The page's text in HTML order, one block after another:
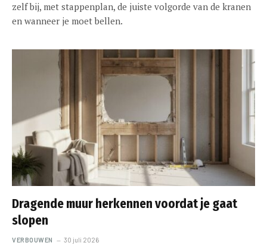
zelf bij, met stappenplan, de juiste volgorde van de kranen
en wanneer je moet bellen.
Dragende muur herkennen voordat je gaat
slopen
VERBOUWEN 30 juli 2026